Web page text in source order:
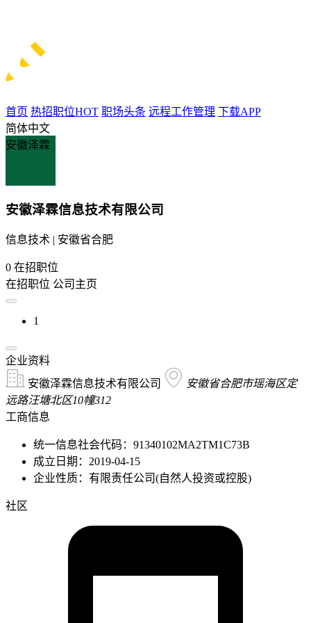
首页 热招职位HOT 职场头条 远程工作管理 下载APP
简体中文
安徽泽霖
安徽泽霖信息技术有限公司
信息技术 | 安徽省合肥
0 在招职位
在招职位 公司主页
1
企业资料
安徽泽霖信息技术有限公司
安徽省合肥市瑶海区定
远路汪塘北区10幢312
工商信息
统一信息社会代码：91340102MA2TM1C73B
成立日期：2019-04-15
企业性质：有限责任公司(自然人投资或控股)
社区